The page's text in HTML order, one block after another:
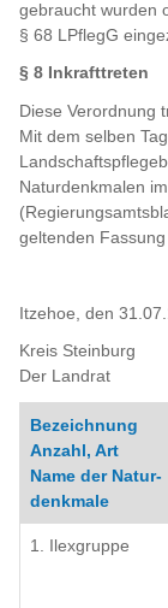
gebraucht wurden
§ 68 LPflegG
§ 8 Inkrafttreten
Diese Verordnung
Mit dem selben
Naturdenkmalen
geltenden
Itzehoe, den
Kreis Steinburg
Der Landrat
Bezeichnung
Anzahl, Art
Name der Natur-
denkmale
1. Ilexgruppe